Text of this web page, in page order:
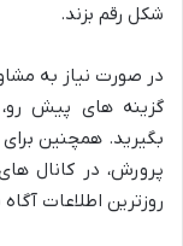
شکل رقم بزند.
در صورت نیاز به
گزینه های پیش
بگیرید. همچنین
پرورش، در کانال
روزترین اطلاعات